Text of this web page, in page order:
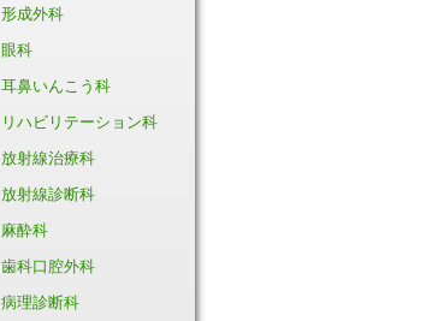
形成外科
眼科
耳鼻いんこう科
リハビリテーション科
放射線治療科
放射線診断科
麻酔科
歯科口腔外科
病理診断科